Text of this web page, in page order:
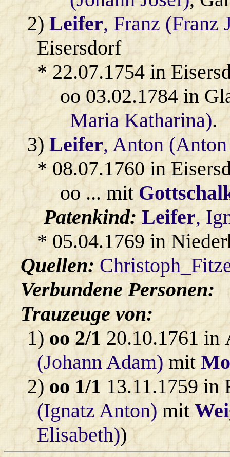
2)Leifer, Franz (Franz
Eisersdorf
* 22.07.1754 in
oo 03.02.1784 in
Maria Katharina).
3)Leifer, Anton
* 08.07.1760 in
oo ... mit
Patenkind:Leifer,
* 05.04.1769 in
Quellen:
Verbundene Personen:
Trauzeuge von:
1)oo 2/1 20.10.1761
(Johann Adam)mit
2)oo 1/1 13.11.1759 in
(Ignatz Anton) mit
Elisabeth))